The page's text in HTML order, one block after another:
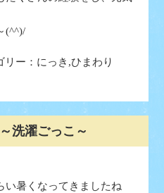
(^^)/
ー： にっき ,ひまわり
洗濯ごっこ～
い暑くなってきましたね